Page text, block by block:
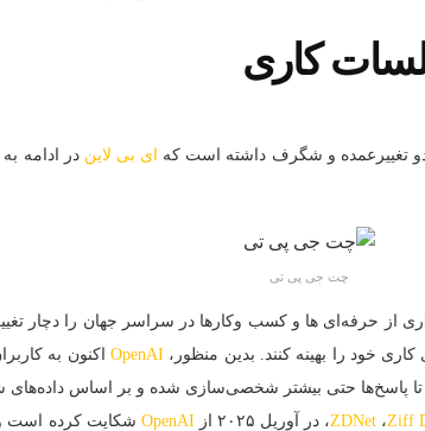
کاری
تغییرعمده و شگرف داشته است که ای بی لاین در ادامه
چت جی پی تی
از حرفه‌ای‌ ها و کسب‌ وکارها در سراسر جهان را دچار
کاری خود را بهینه کنند. بدین منظور، OpenAI اکنون به
تا پاسخ‌ها حتی بیشتر شخصی‌سازی شده و بر اساس داده‌های
ZDNet ،Ziff ، در آوریل ۲۰۲۵ از OpenAI شکایت کرده است و